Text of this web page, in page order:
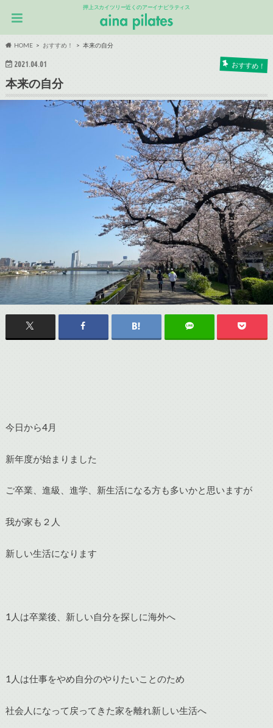
押上スカイツリー近くのアーイナピラティス
HOME おすすめ！ 本来の自分
2021.04.01 おすすめ！
本来の自分
今日から4月
新年度が始まりました
ご卒業、進級、進学、新生活になる方も多いかと思いますが
我が家も２人
新しい生活になります
1人は卒業後、新しい自分を探しに海外へ
1人は仕事をやめ自分のやりたいことのため
社会人になって戻ってきた家を離れ新しい生活へ